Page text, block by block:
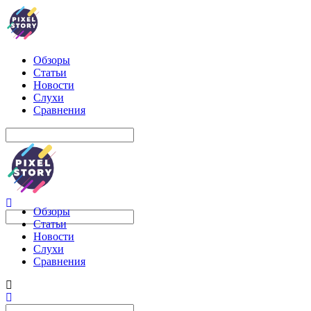
Обзоры
Статьи
Новости
Слухи
Сравнения
Обзоры
Статьи
Новости
Слухи
Сравнения